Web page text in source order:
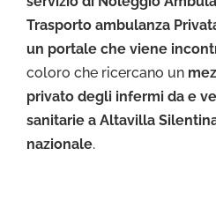
Trasporto ambulanza
un portale che viene
coloro che ricercano un
privato degli infermi da e
sanitarie a Altavilla
nazionale.